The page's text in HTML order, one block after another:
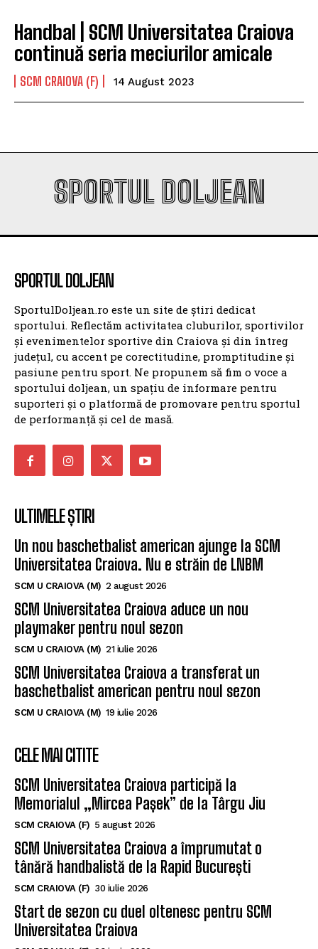
Handbal | SCM Universitatea Craiova
continuă seria meciurilor amicale
SCM CRAIOVA (F) 14 August 2023
SPORTUL DOLJEAN
SPORTUL DOLJEAN
SportulDoljean.ro este un site de știri dedicat
sportului. Reflectăm activitatea cluburilor, sportivilor
și evenimentelor sportive din Craiova și din întreg
județul, cu accent pe corectitudine, promptitudine și
pasiune pentru sport. Ne propunem să fim o voce a
sportului doljean, un spațiu de informare pentru
suporteri și o platformă de promovare pentru sportul
de performanță și cel de masă.
ULTIMELE ȘTIRI
Un nou baschetbalist american ajunge la SCM
Universitatea Craiova. Nu e străin de LNBM
SCM U CRAIOVA (M) 2 august 2026
SCM Universitatea Craiova aduce un nou
playmaker pentru noul sezon
SCM U CRAIOVA (M) 21 iulie 2026
SCM Universitatea Craiova a transferat un
baschetbalist american pentru noul sezon
SCM U CRAIOVA (M) 19 iulie 2026
CELE MAI CITITE
SCM Universitatea Craiova participă la
Memorialul „Mircea Pașek” de la Târgu Jiu
SCM CRAIOVA (F) 5 august 2026
SCM Universitatea Craiova a împrumutat o
tânără handbalistă de la Rapid București
SCM CRAIOVA (F) 30 iulie 2026
Start de sezon cu duel oltenesc pentru SCM
Universitatea Craiova